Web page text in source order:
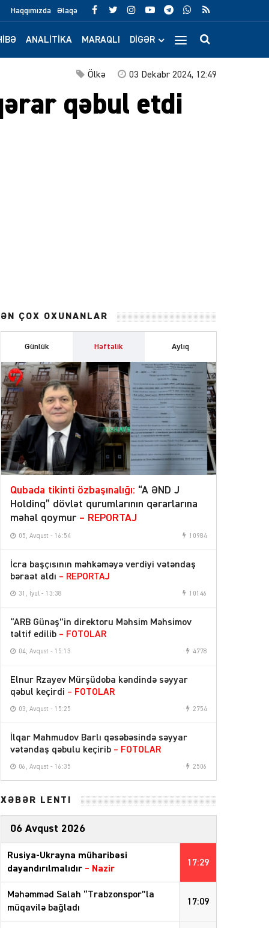
Haqqımızda Əlaqə
ANALITIKA MARAQLI DIGƏR
03 Dekabr 2024, 12:49
Ölkə
qəbul etdi
ƏN ÇOX OXUNANLAR
Günlük Həftəlik Aylıq
Qubada tikinti özbaşınalığı: “A ƏND J
Holdinq” dövlət qurumlarının qərarlarına
məhəl qoymur – REPORTAJ
05, Avqust - 16:54 10984
İcra başçısının məhkəməyə verdiyi vətəndaş
bəraət aldı – REPORTAJ
31, İyul - 13:38 10146
“ARB Günəş”in direktoru Məhsim Məhsimov
təltif edilib – FOTOLAR
04, Avqust - 15:13 4778
Elnur Rzayev Mürşüdoba kəndində səyyar
qəbul keçirdi – FOTOLAR
03, Avqust - 15:25 2754
İlqar Mahmudov Barlı qəsəbəsində səyyar
vətəndaş qəbulu keçirib – FOTOLAR
06, Avqust - 16:35 2506
XƏBƏR LENTİ
06 Avqust 2026
17:29
Rusiya-Ukrayna müharibəsi
dayandırılmalıdır – Nazir
17:09
Məhəmməd Salah “Trabzonspor”la
müqavilə bağladı